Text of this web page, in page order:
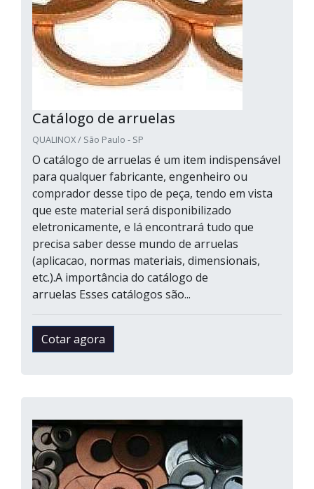
Catálogo de arruelas
QUALINOX / São Paulo - SP
O catálogo de arruelas é um item indispensável
para qualquer fabricante, engenheiro ou
comprador desse tipo de peça, tendo em vista
que este material será disponibilizado
eletronicamente, e lá encontrará tudo que
precisa saber desse mundo de arruelas
(aplicacao, normas materiais, dimensionais,
etc.).A importância do catálogo de
arruelas Esses catálogos são...
Cotar agora